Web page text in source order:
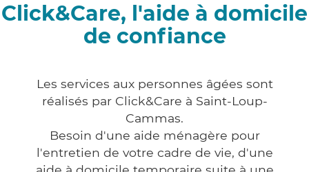
Click&Care, l'aide à domicile
de confiance
Les services aux personnes âgées sont
réalisés par Click&Care à Saint-Loup-
Cammas.
Besoin d'une aide ménagère pour
l'entretien de votre cadre de vie, d'une